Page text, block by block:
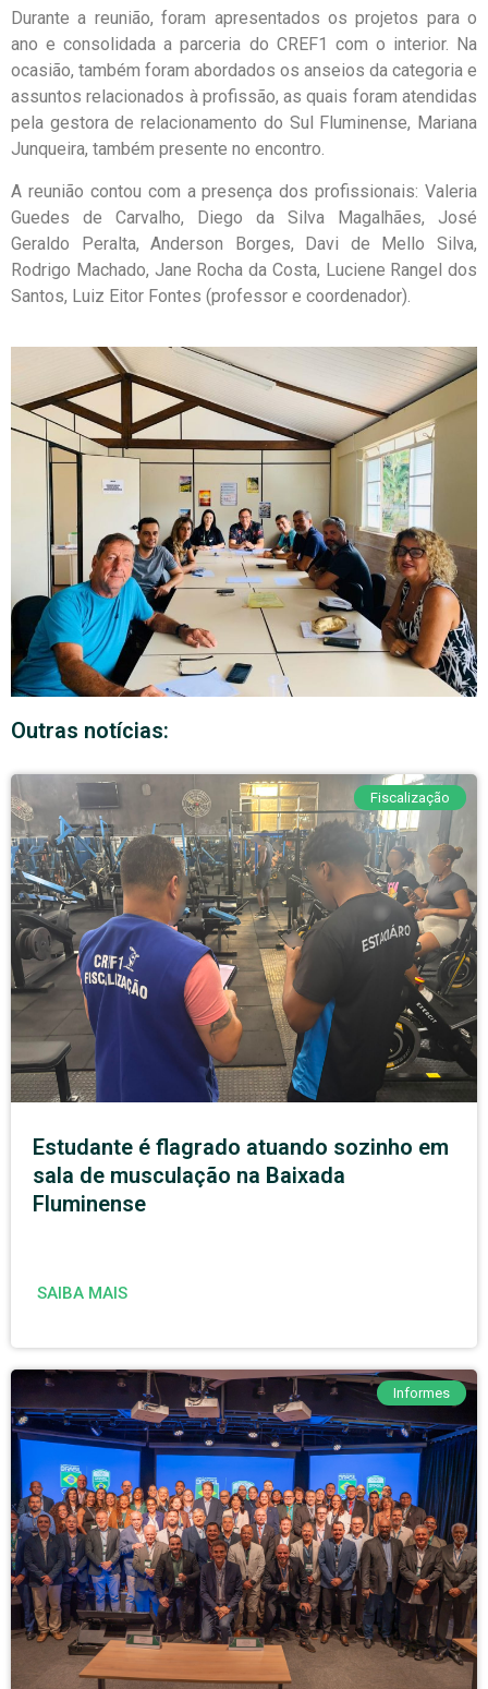
Durante a reunião, foram apresentados os projetos para o
ano e consolidada a parceria do CREF1 com o interior. Na
ocasião, também foram abordados os anseios da categoria e
assuntos relacionados à profissão, as quais foram atendidas
pela gestora de relacionamento do Sul Fluminense, Mariana
Junqueira, também presente no encontro.
A reunião contou com a presença dos profissionais: Valeria
Guedes de Carvalho, Diego da Silva Magalhães, José
Geraldo Peralta, Anderson Borges, Davi de Mello Silva,
Rodrigo Machado, Jane Rocha da Costa, Luciene Rangel dos
Santos, Luiz Eitor Fontes (professor e coordenador).
Outras notícias:
Fiscalização
Estudante é flagrado atuando sozinho em
sala de musculação na Baixada
Fluminense
SAIBA MAIS
Informes